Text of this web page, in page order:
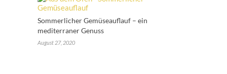
Sommerlicher Gemüseauflauf – ein
mediterraner Genuss
August 27, 2020